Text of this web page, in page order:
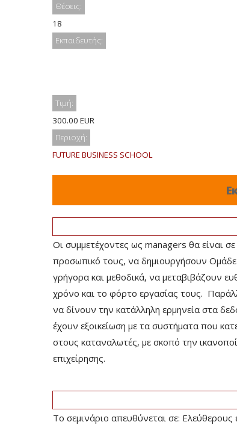
Θέσεις:
18
Εκπαιδευτής:
Τιμή:
300.00 EUR
Περιοχή:
FUTURE BUSINESS SCHOOL
Οι συμμετέχοντες ως managers θα είναι
προσωπικό τους, να δημιουργήσουν
γρήγορα και μεθοδικά, να μεταβιβάζουν
χρόνο και το φόρτο εργασίας τους.
να δίνουν την κατάλληλη ερμηνεία στα
έχουν εξοικείωση με τα συστήματα που
στους καταναλωτές, με σκοπό την
επιχείρησης.
Το σεμινάριο απευθύνεται σε: Ελεύθερους